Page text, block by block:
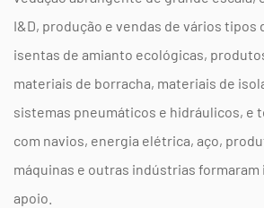
I&D, produção e vendas de vários tipos
isentas de amianto ecológicas,
materiais de borracha, materiais de
sistemas pneumáticos e hidráulicos, e
com navios, energia elétrica, aço,
máquinas e outras indústrias formaram
apoio.